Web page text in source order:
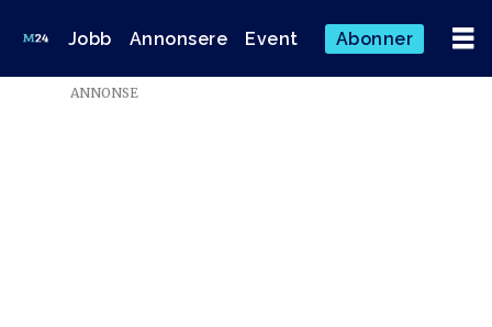
Jobb Annonsere Event Abonner
ANNONSE